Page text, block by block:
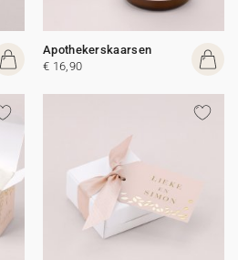
Apothekerskaarsen
€ 16,90